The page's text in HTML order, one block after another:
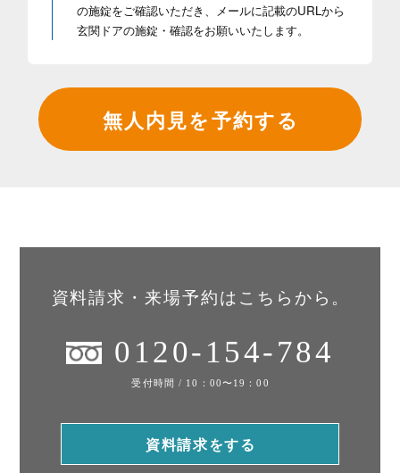
の施錠をご確認いただき、メールに記載のURLから
玄関ドアの施錠・確認をお願いいたします。
無人内見を予約する
資料請求・来場予約はこちらから。
0120-154-784
受付時間 / 10：00〜19：00
資料請求をする